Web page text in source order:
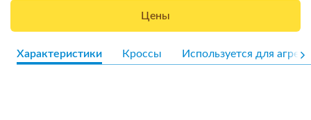
Цены
Характеристики Кроссы Используется для